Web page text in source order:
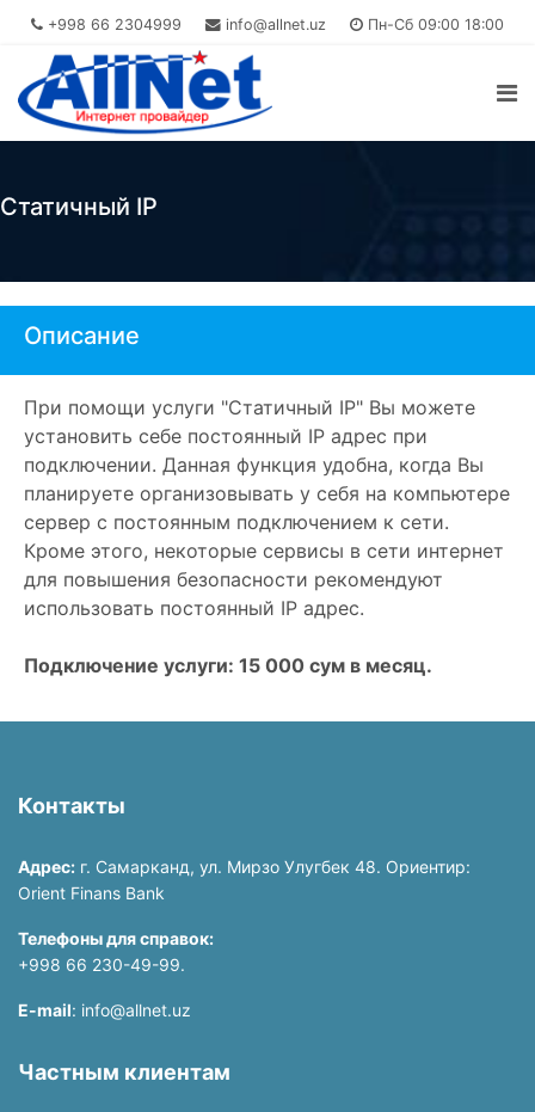
+998 66 2304999 info@allnet.uz Пн-Сб 09:00 18:00
Статичный IP
Описание
При помощи услуги "Статичный IP" Вы можете
установить себе постоянный IP адрес при
подключении. Данная функция удобна, когда Вы
планируете организовывать у себя на компьютере
сервер с постоянным подключением к сети.
Кроме этого, некоторые сервисы в сети интернет
для повышения безопасности рекомендуют
использовать постоянный IP адрес.
Подключение услуги: 15 000 сум в месяц.
Контакты
Адрес: г. Самарканд, ул. Мирзо Улугбек 48. Ориентир:
Orient Finans Bank
Телефоны для справок:
+998 66 230-49-99.
E-mail: info@allnet.uz
Частным клиентам